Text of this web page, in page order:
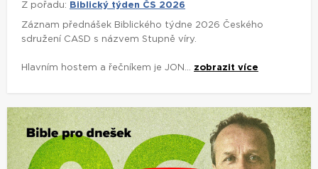
Z pořadu: Biblický týden ČS 2026
Záznam přednášek Biblického týdne 2026 Českého
sdružení CASD s názvem Stupně víry.
Hlavním hostem a řečníkem je JON... zobrazit více